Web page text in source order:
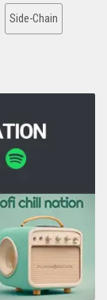
Side-Chain